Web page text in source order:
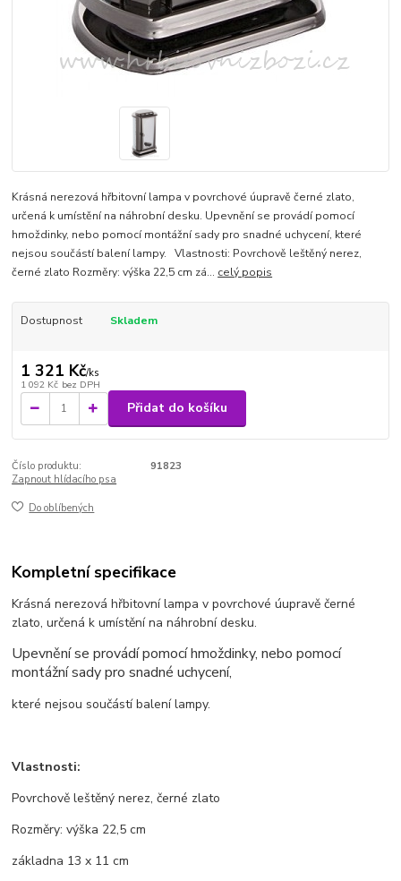
Krásná nerezová hřbitovní lampa v povrchové úupravě černé zlato,
určená k umístění na náhrobní desku. Upevnění se provádí pomocí
hmoždinky, nebo pomocí montážní sady pro snadné uchycení, které
nejsou součástí balení lampy. Vlastnosti: Povrchově leštěný nerez,
černé zlato Rozměry: výška 22,5 cm zá... celý popis
Dostupnost Skladem
1 321 Kč/ks
1 092 Kč bez DPH
Přidat do košíku
Číslo produktu:
91823
Zapnout hlídacího psa
Do oblíbených
Kompletní specifikace
Krásná nerezová hřbitovní lampa v povrchové úupravě černé
zlato, určená k umístění na náhrobní desku.
Upevnění se provádí pomocí hmoždinky, nebo pomocí
montážní sady pro snadné uchycení,
které nejsou součástí balení lampy.
Vlastnosti:
Povrchově leštěný nerez, černé zlato
Rozměry: výška 22,5 cm
základna 13 x 11 cm